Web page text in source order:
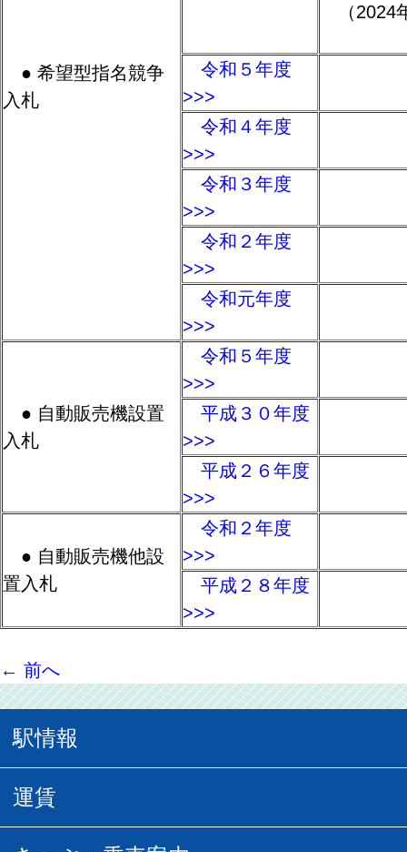
● 希望型指名競争
入札
（2024
令和５年度
>>>
令和４年度
>>>
令和３年度
>>>
令和２年度
>>>
令和元年度
>>>
● 自動販売機設置
入札
令和５年度
>>>
平成３０年度
>>>
平成２６年度
>>>
● 自動販売機他設
置入札
令和２年度
>>>
平成２８年度
>>>
← 前へ
駅情報
駅情報
運賃